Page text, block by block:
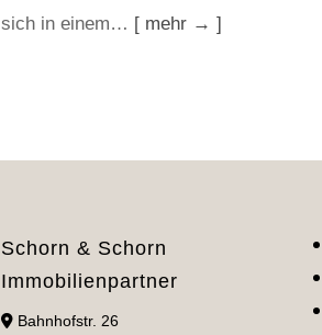
sich in einem… [ mehr → ]
Schorn & Schorn
Immobilienpartner
Bahnhofstr. 26